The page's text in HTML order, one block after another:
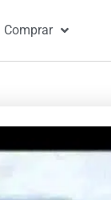
Comprar